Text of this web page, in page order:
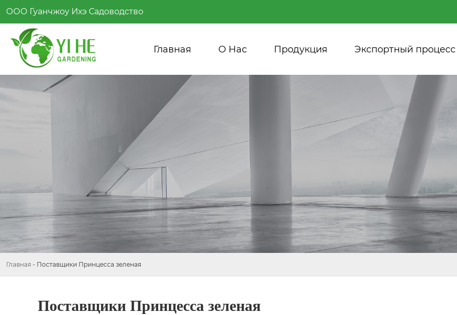
ООО Гуанчжоу Ихэ Садоводство
Главная О Нас Продукция Экспортный процесс
Главная - Поставщики Принцесса зеленая
Поставщики Принцесса зеленая